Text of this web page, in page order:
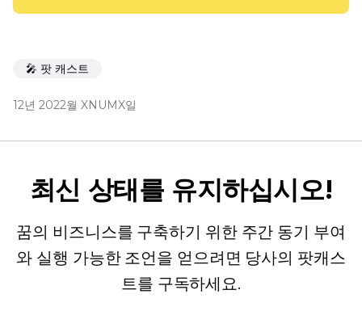
🎤 팟 캐스트
12년 2022월 XNUMX일
최신 상태를 유지하십시오!
꿈의 비즈니스를 구축하기 위한 주간 동기 부여
와 실행 가능한 조언을 얻으려면 당사의 팟캐스
트를 구독하세요.